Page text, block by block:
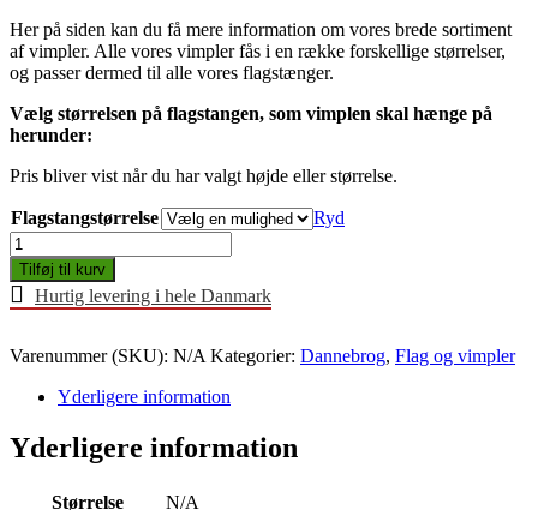
Her på siden kan du få mere information om vores brede sortiment
af vimpler. Alle vores vimpler fås i en række forskellige størrelser,
og passer dermed til alle vores flagstænger.
Vælg størrelsen på flagstangen, som vimplen skal hænge på
herunder:
Pris bliver vist når du har valgt højde eller størrelse.
Flagstangstørrelse
Ryd
Dannebrogsvimpel
antal
Tilføj til kurv
Hurtig levering i hele Danmark
Varenummer (SKU): N/A Kategorier: Dannebrog, Flag og vimpler
Yderligere information
Yderligere information
Størrelse N/A